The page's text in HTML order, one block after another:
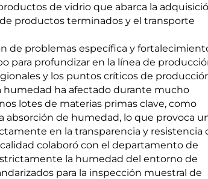
de vidrio que abarca la
productos terminados y el transporte
de problemas específica y
para profundizar en la línea de
y los puntos críticos de
humedad ha afectado durante mucho
lotes de materias primas clave, como
absorción de humedad, lo que provoca
en la transparencia y resistencia
colaboró con el departamento de
la humedad del entorno de
para la inspección muestral de